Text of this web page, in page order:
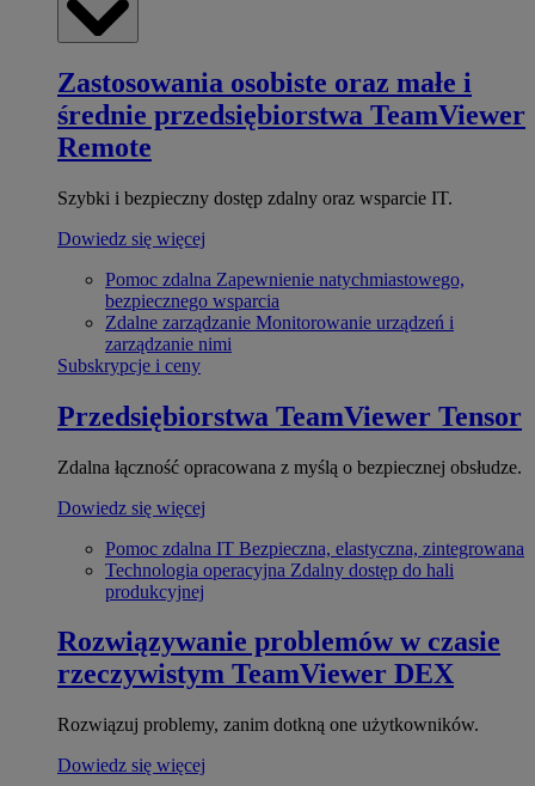
Zastosowania osobiste oraz małe i
średnie przedsiębiorstwa TeamViewer
Remote
Szybki i bezpieczny dostęp zdalny oraz wsparcie IT.
Dowiedz się więcej
Pomoc zdalna Zapewnienie natychmiastowego,
bezpiecznego wsparcia
Zdalne zarządzanie Monitorowanie urządzeń i
zarządzanie nimi
Subskrypcje i ceny
Przedsiębiorstwa TeamViewer Tensor
Zdalna łączność opracowana z myślą o bezpiecznej obsłudze.
Dowiedz się więcej
Pomoc zdalna IT Bezpieczna, elastyczna, zintegrowana
Technologia operacyjna Zdalny dostęp do hali
produkcyjnej
Rozwiązywanie problemów w czasie
rzeczywistym TeamViewer DEX
Rozwiązuj problemy, zanim dotkną one użytkowników.
Dowiedz się więcej